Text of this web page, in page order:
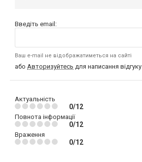
Введіть email:
Ваш e-mail не відображатиметься на сайті
або Авторизуйтесь для написання відгуку
Актуальність
0/12
Повнота інформації
0/12
Враження
0/12